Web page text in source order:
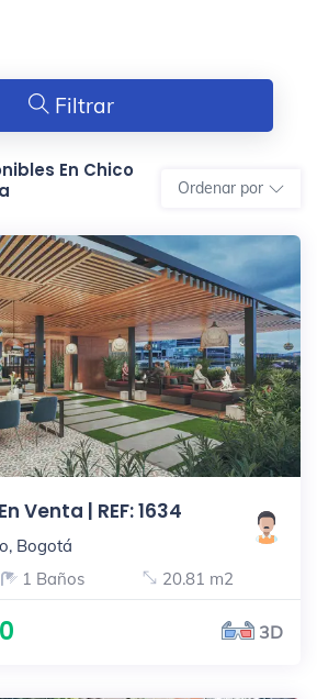
Filtrar
En Chico
Ordenar por
Venta | REF: 1634
Bogotá
1 Baños 20.81 m2
3D